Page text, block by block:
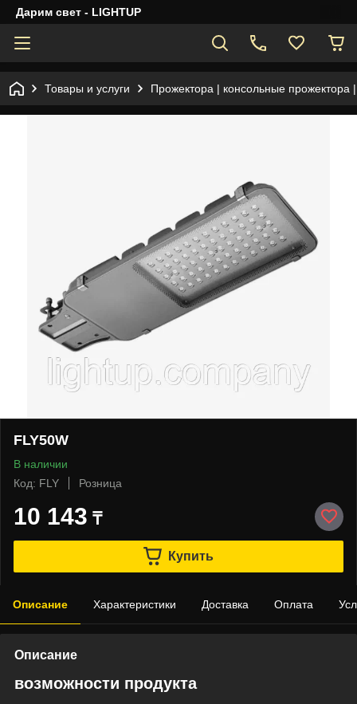
Дарим свет - LIGHTUP
Товары и услуги Прожектора | консольные прожектора
FLY50W
В наличии
Код: FLY
Розница
10 143 ₸
Купить
Описание Характеристики Доставка Оплата
Описание
возможности продукта